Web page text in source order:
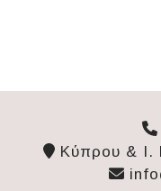
Κύπρου & Ι.